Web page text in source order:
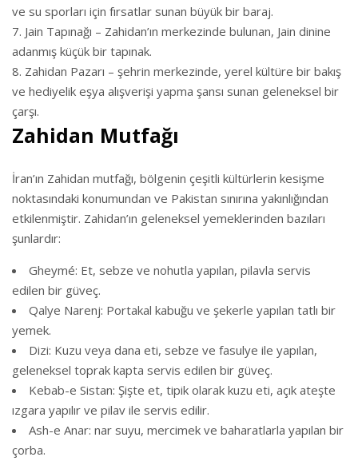
ve su sporları için fırsatlar sunan büyük bir baraj.
Jain Tapınağı – Zahidan’ın merkezinde bulunan, Jain dinine
adanmış küçük bir tapınak.
Zahidan Pazarı – şehrin merkezinde, yerel kültüre bir bakış
ve hediyelik eşya alışverişi yapma şansı sunan geleneksel bir
çarşı.
Zahidan Mutfağı
İran’ın Zahidan mutfağı, bölgenin çeşitli kültürlerin kesişme
noktasındaki konumundan ve Pakistan sınırına yakınlığından
etkilenmiştir. Zahidan’ın geleneksel yemeklerinden bazıları
şunlardır:
Gheymé: Et, sebze ve nohutla yapılan, pilavla servis
edilen bir güveç.
Qalye Narenj: Portakal kabuğu ve şekerle yapılan tatlı bir
yemek.
Dizi: Kuzu veya dana eti, sebze ve fasulye ile yapılan,
geleneksel toprak kapta servis edilen bir güveç.
Kebab-e Sistan: Şişte et, tipik olarak kuzu eti, açık ateşte
ızgara yapılır ve pilav ile servis edilir.
Ash-e Anar: nar suyu, mercimek ve baharatlarla yapılan bir
çorba.